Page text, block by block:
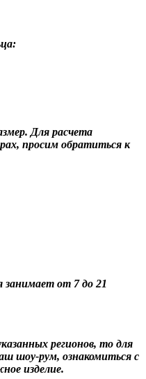
Для расчета
просим обратиться к
занимает от 7 до 21
регионов, то для
шоу-рум, ознакомиться с
изделие.